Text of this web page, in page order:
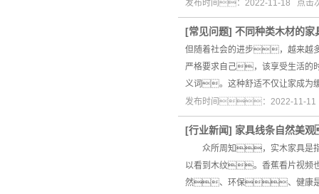
发布时间：2022-11-18 点
[常见问题] 不同种类木材的家
但随着社会的进步，越来
严格要求自己，该享受生活
义词。这种舒适不仅让家成为
发布时间：2022-11-
[行业新闻] 家具线条自然美
众所周知，实木家具是指
以看到木纹。香蕉看片视
然、环保、健康是